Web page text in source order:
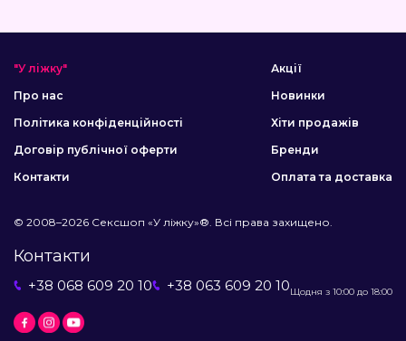
"У ліжку"
Про нас
Політика конфіденційності
Договір публічної оферти
Контакти
Акції
Новинки
Хіти продажів
Бренди
Оплата та доставка
© 2008–2026 Сексшоп «У ліжку»®. Всі права захищено.
Контакти
+38 068 609 20 10 +38 063 609 20 10Щодня з 10:00 до 18:00